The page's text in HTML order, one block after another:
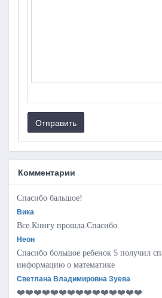
Отправить
Комментарии
Спасибо бальшое!
Вика
Все.Книгу прошла.Спасибо.
Неон
Спасибо большое ребенок 5 получил
информацию о математике
Светлана Владимировна Зуева
❤️❤️❤️❤️❤️❤️❤️❤️❤️❤️❤️❤️❤️❤️❤️